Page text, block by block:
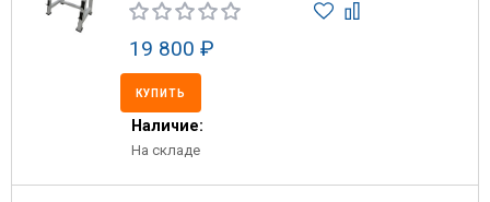
19 800 ₽
КУПИТЬ
Наличие:
На складе